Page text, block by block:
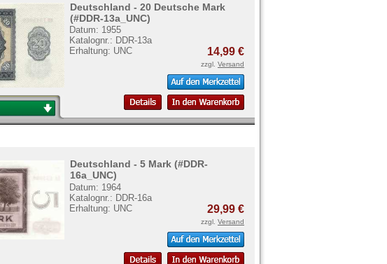
Deutschland - 20 Deutsche Mark
(#DDR-13a_UNC)
Datum: 1955
Katalognr.: DDR-13a
Erhaltung: UNC
14,99 €
zzgl. Versand
Deutschland - 5 Mark (#DDR-
16a_UNC)
Datum: 1964
Katalognr.: DDR-16a
Erhaltung: UNC
29,99 €
zzgl. Versand